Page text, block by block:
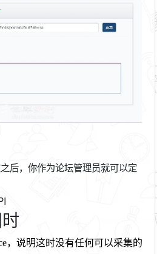
后，你作为论坛管理员就可以定
，说明这时没有任何可以采集的